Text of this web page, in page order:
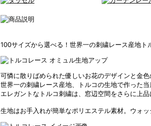
100サイズから選べる！世界一の刺繍レース産地ト
可憐に散りばめられた優しいお花のデザインと金
世界一の刺繍レース産地、トルコの生地で作った当
エレガントなトルコ刺繍は、窓辺空間をさらに上
生地はお手入れが簡単なポリエステル素材。ウォ